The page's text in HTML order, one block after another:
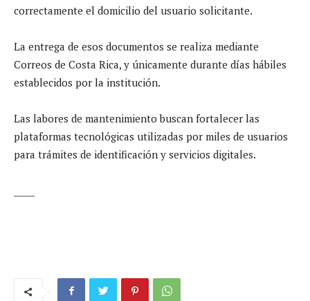
correctamente el domicilio del usuario solicitante.
La entrega de esos documentos se realiza mediante
Correos de Costa Rica, y únicamente durante días hábiles
establecidos por la institución.
Las labores de mantenimiento buscan fortalecer las
plataformas tecnológicas utilizadas por miles de usuarios
para trámites de identificación y servicios digitales.